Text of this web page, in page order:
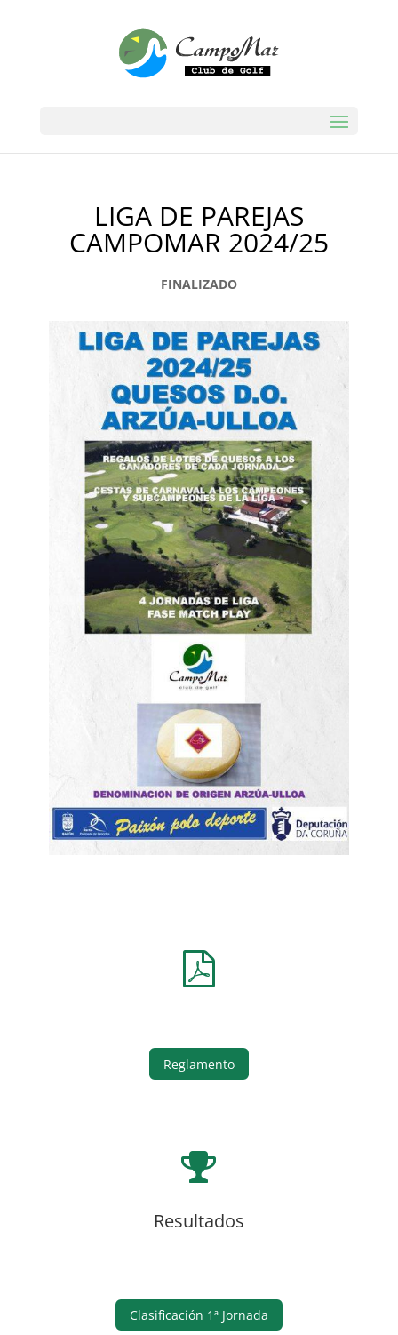
LIGA DE PAREJAS
CAMPOMAR 2024/25
FINALIZADO
Reglamento
Resultados
Clasificación 1ª Jornada